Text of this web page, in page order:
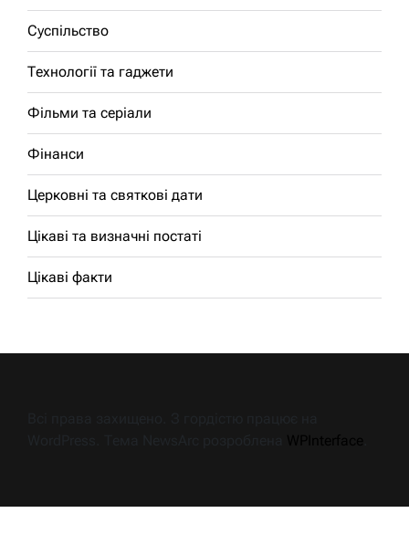
Суспільство
Технології та гаджети
Фільми та серіали
Фінанси
Церковні та святкові дати
Цікаві та визначні постаті
Цікаві факти